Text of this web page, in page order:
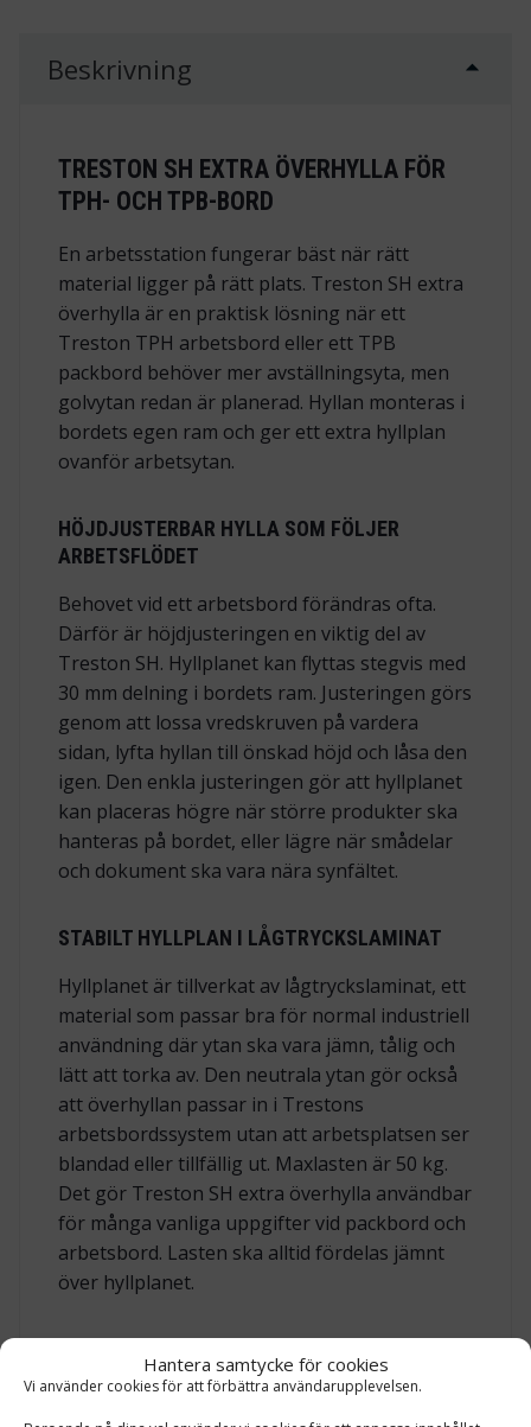
Hantera samtycke för cookies
Vi använder cookies för att förbättra användarupplevelsen.
Beskrivning
TRESTON SH EXTRA ÖVERHYLLA FÖR
TPH- OCH TPB-BORD
En arbetsstation fungerar bäst när rätt
material ligger på rätt plats. Treston SH extra
överhylla är en praktisk lösning när ett
Treston TPH arbetsbord eller ett TPB
packbord behöver mer avställningsyta, men
golvytan redan är planerad. Hyllan monteras i
bordets egen ram och ger ett extra hyllplan
ovanför arbetsytan.
HÖJDJUSTERBAR HYLLA SOM FÖLJER
ARBETSFLÖDET
Behovet vid ett arbetsbord förändras ofta.
Därför är höjdjusteringen en viktig del av
Treston SH. Hyllplanet kan flyttas stegvis med
30 mm delning i bordets ram. Justeringen görs
genom att lossa vredskruven på vardera
sidan, lyfta hyllan till önskad höjd och låsa den
igen. Den enkla justeringen gör att hyllplanet
kan placeras högre när större produkter ska
hanteras på bordet, eller lägre när smådelar
och dokument ska vara nära synfältet.
STABILT HYLLPLAN I LÅGTRYCKSLAMINAT
Hyllplanet är tillverkat av lågtryckslaminat, ett
material som passar bra för normal industriell
användning där ytan ska vara jämn, tålig och
lätt att torka av. Den neutrala ytan gör också
att överhyllan passar in i Trestons
arbetsbordssystem utan att arbetsplatsen ser
blandad eller tillfällig ut. Maxlasten är 50 kg.
Det gör Treston SH extra överhylla användbar
för många vanliga uppgifter vid packbord och
arbetsbord. Lasten ska alltid fördelas jämnt
över hyllplanet.
PACKBORD